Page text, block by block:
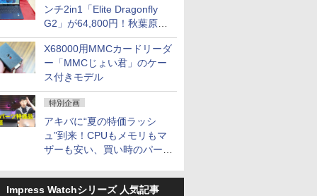
ンチ2in1「Elite Dragonfly
G2」が64,800円！秋葉原で
中古PCセール
X68000用MMCカードリーダ
ー「MMCじょい君」のケー
ス付きモデル
特別企画
アキバに“夏の特価ラッシ
ュ”到来！CPUもメモリもマ
ザーも安い、買い時のパーツ
Impress Watchシリーズ 人気記事